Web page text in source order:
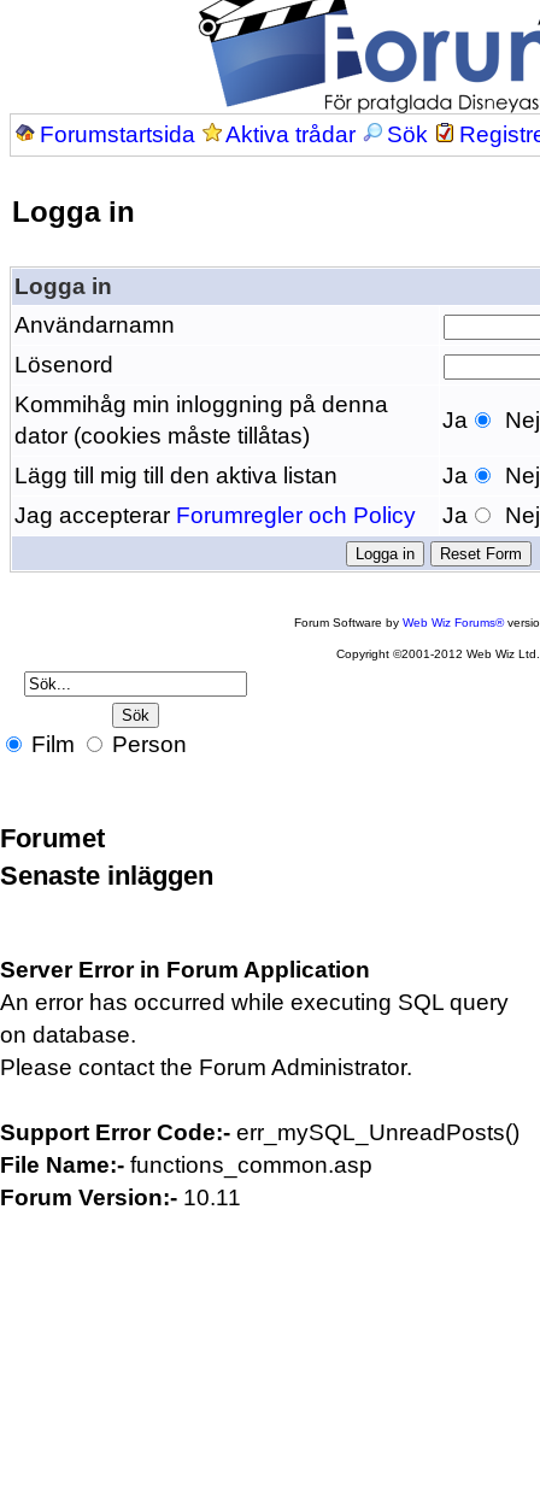
Forumstartsida Aktiva trådar Sök
Logga in
Logga in
Användarnamn
Lösenord
Kommihåg min inloggning på denna
dator (cookies måste tillåtas)
Ja Nej
Lägg till mig till den aktiva listan Ja
Nej
Jag accepterar Forumregler och Policy Ja Nej
Forum Software byWeb Wiz Forums®
Copyright ©2001-2012 Web Wiz Ltd.
Film Person
Forumet
Senaste inläggen
Server Error in Forum Application
An error has occurred while executing SQL query
on database.
Please contact the Forum Administrator.
Support Error Code:- err_mySQL_UnreadPosts()
File Name:- functions_common.asp
Forum Version:- 10.11